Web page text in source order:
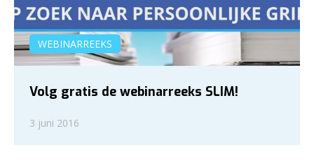
WEBINARREEKS
Volg gratis de webinarreeks SLIM!
3 juni 2016